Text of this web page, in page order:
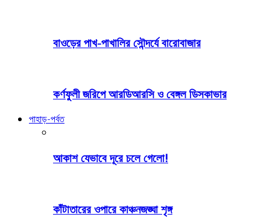
বাওড়ের পাখ-পাখালির সৌন্দর্যে বারোবাজার
কর্ণফুলী জরিপে আরডিআরসি ও বেঙ্গল ডিসকাভার
পাহাড়-পর্বত
আকাশ যেভাবে দূরে চলে গেলো!
কাঁটাতারের ওপারে কাঞ্চনজঙ্ঘা শৃঙ্গ